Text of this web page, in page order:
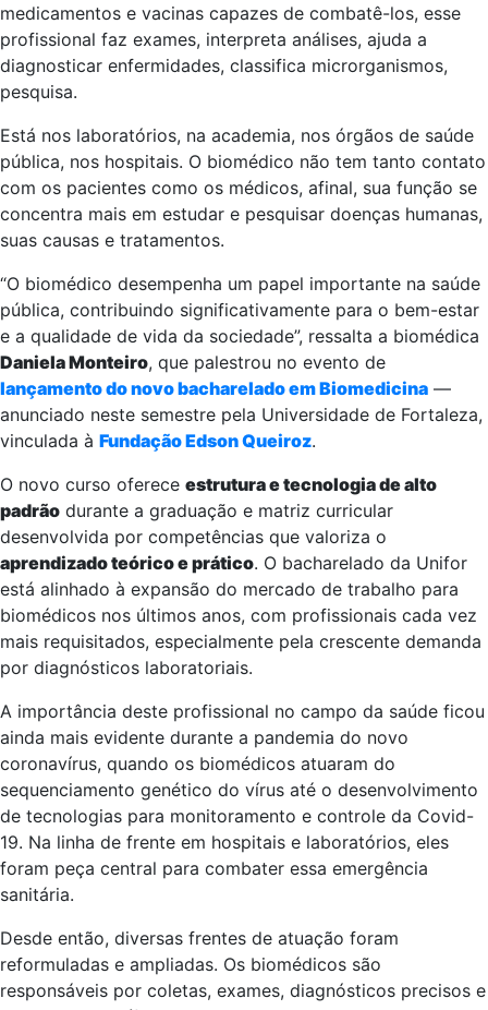
medicamentos e vacinas capazes de combatê-los, esse
profissional faz exames, interpreta análises, ajuda a
diagnosticar enfermidades, classifica microrganismos,
pesquisa.
Está nos laboratórios, na academia, nos órgãos de saúde
pública, nos hospitais. O biomédico não tem tanto contato
com os pacientes como os médicos, afinal, sua função se
concentra mais em estudar e pesquisar doenças humanas,
suas causas e tratamentos.
“O biomédico desempenha um papel importante na saúde
pública, contribuindo significativamente para o bem-estar
e a qualidade de vida da sociedade”, ressalta a biomédica
Daniela Monteiro, que palestrou no evento de
lançamento do novo bacharelado em Biomedicina —
anunciado neste semestre pela Universidade de Fortaleza,
vinculada à Fundação Edson Queiroz.
O novo curso oferece estrutura e tecnologia de alto
padrão durante a graduação e matriz curricular
desenvolvida por competências que valoriza o
aprendizado teórico e prático. O bacharelado da Unifor
está alinhado à expansão do mercado de trabalho para
biomédicos nos últimos anos, com profissionais cada vez
mais requisitados, especialmente pela crescente demanda
por diagnósticos laboratoriais.
A importância deste profissional no campo da saúde ficou
ainda mais evidente durante a pandemia do novo
coronavírus, quando os biomédicos atuaram do
sequenciamento genético do vírus até o desenvolvimento
de tecnologias para monitoramento e controle da Covid-
19. Na linha de frente em hospitais e laboratórios, eles
foram peça central para combater essa emergência
sanitária.
Desde então, diversas frentes de atuação foram
reformuladas e ampliadas. Os biomédicos são
responsáveis por coletas, exames, diagnósticos precisos e